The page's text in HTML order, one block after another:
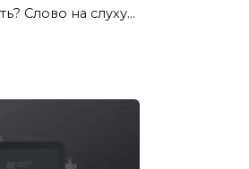
Слово на слуху…